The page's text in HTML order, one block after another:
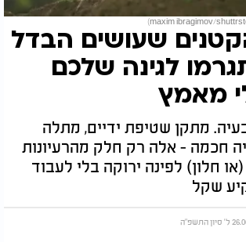
שעושים הבדל
לגינה שלכם
מאמץ
מתקן שטיפת ידיים, מתלה
חכמה - אלה רק חלק מהרעיונות
חלון) לפינה ירוקה בלי לעבוד
שקל
התשפ"ה